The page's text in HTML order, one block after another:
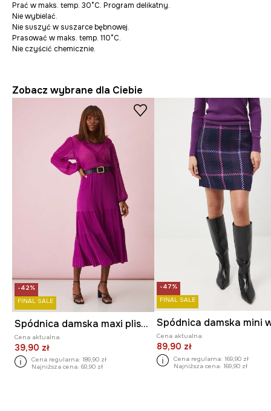
Prać w maks. temp. 30°C. Program delikatny.
Nie wybielać.
Nie suszyć w suszarce bębnowej.
Prasować w maks. temp. 110°C.
Nie czyścić chemicznie.
Zobacz wybrane dla Ciebie
-42%
FINAL SALE
Spódnica damska maxi plisowana kolor fioletowy
Cena aktualna:
39,90 zł
Cena regularna: 189,90 zł
Najniższa cena: 69,90 zł
-47%
FINAL SALE
Cena aktualna:
89,90 zł
Cena regularna: 169,90 zł
Najniższa cena: 169,90 zł